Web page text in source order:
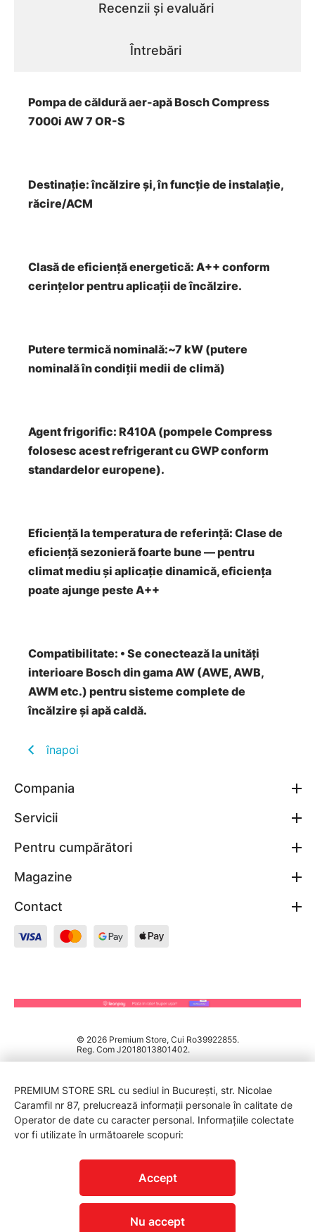
Recenzii și evaluări
Întrebări
Pompa de căldură aer-apă Bosch Compress
7000i AW 7 OR-S
Destinație: încălzire și, în funcție de instalație,
răcire/ACM
Clasă de eficiență energetică: A++ conform
cerințelor pentru aplicații de încălzire.
Putere termică nominală:~7 kW (putere
nominală în condiții medii de climă)
Agent frigorific: R410A (pompele Compress
folosesc acest refrigerant cu GWP conform
standardelor europene).
Eficiență la temperatura de referință: Clase de
eficiență sezonieră foarte bune — pentru
climat mediu și aplicație dinamică, eficiența
poate ajunge peste A++
Compatibilitate: • Se conectează la unități
interioare Bosch din gama AW (AWE, AWB,
AWM etc.) pentru sisteme complete de
încălzire și apă caldă.
înapoi
Compania
Servicii
Pentru cumpărători
Magazine
Contact
© 2026 Premium Store, Cui Ro39922855.
Reg. Com J2018013801402.
PREMIUM STORE SRL cu sediul in București, str. Nicolae
Caramfil nr 87, prelucrează informații personale în calitate de
Operator de date cu caracter personal. Informațiile colectate
vor fi utilizate în următoarele scopuri:
Accept
Nu accept